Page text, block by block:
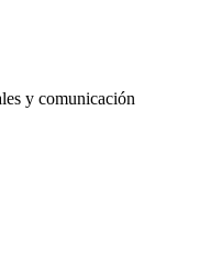
y comunicación